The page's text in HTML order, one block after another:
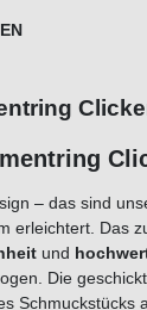
-
– das sind
erleichtert. Das
und
Die